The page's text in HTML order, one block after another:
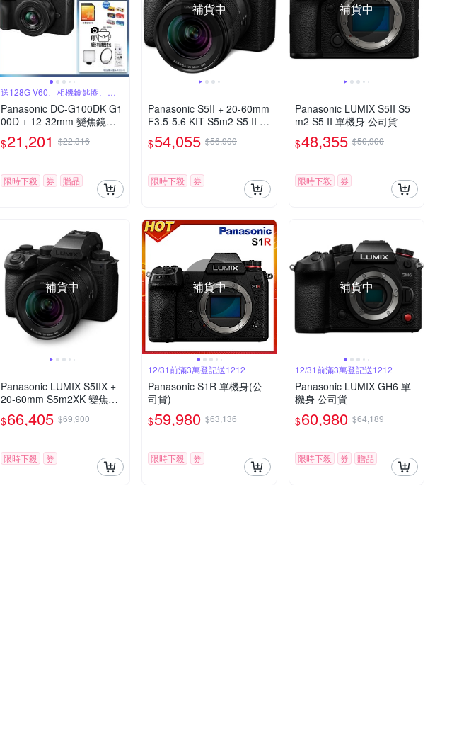
送128G V60、相機鑰匙圈、原
廠包
Panasonic DC-G100DK G1
00D + 12-32mm 變焦鏡組
公司貨
$21,201 $22,316
限時下殺 券 贈品
補貨中
Panasonic S5II + 20-60mm
F3.5-5.6 KIT S5m2 S5 II 變
焦鏡組 公司貨
$54,055 $56,900
限時下殺 券
補貨中
Panasonic LUMIX S5II S5
m2 S5 II 單機身 公司貨
$48,355 $50,900
限時下殺 券
補貨中
Panasonic LUMIX S5IIX +
20-60mm S5m2XK 變焦鏡
組 公司貨 DC-S5M2XK
$66,405 $69,900
限時下殺 券
補貨中
12/31前滿3萬登記送1212
Panasonic S1R 單機身(公
司貨)
$59,980 $63,136
限時下殺 券
補貨中
12/31前滿3萬登記送1212
Panasonic LUMIX GH6 單
機身 公司貨
$60,980 $64,189
限時下殺 券 贈品